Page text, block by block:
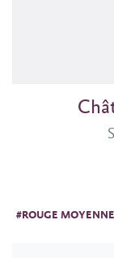
#ROUGE